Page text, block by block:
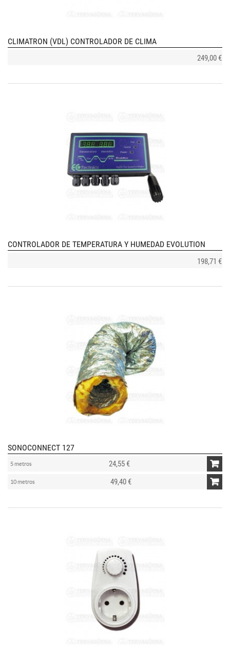
CLIMATRON (VDL) CONTROLADOR DE CLIMA
249,00 €
CONTROLADOR DE TEMPERATURA Y HUMEDAD EVOLUTION
198,71 €
SONOCONNECT 127
5 metros 24,55 €
10 metros 49,40 €